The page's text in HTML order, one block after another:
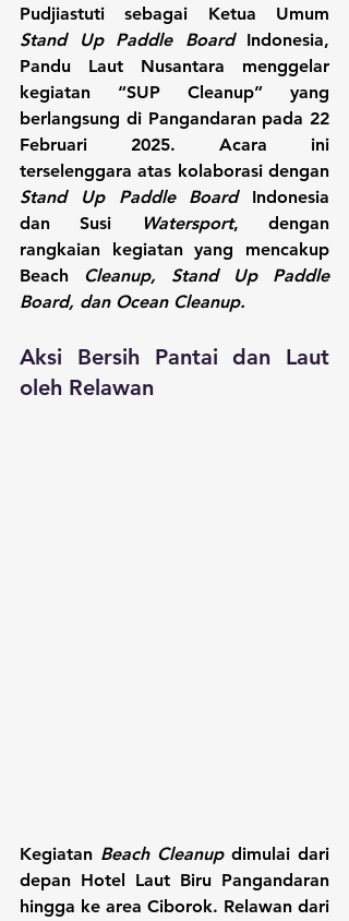
Stand Up Paddle Board Indonesia,
Pandu Laut Nusantara menggelar
kegiatan “SUP Cleanup” yang
berlangsung di Pangandaran pada 22
Februari 2025. Acara ini
Stand Up Paddle Board Indonesia
dan Susi
Watersport, dengan
rangkaian kegiatan yang mencakup
Beach Cleanup, Stand Up Paddle
Board, dan Ocean Cleanup.
Aksi Bersih Pantai dan Laut
oleh Relawan
Kegiatan Beach Cleanup dimulai dari
depan Hotel Laut Biru Pangandaran
hingga ke area Ciborok. Relawan dari